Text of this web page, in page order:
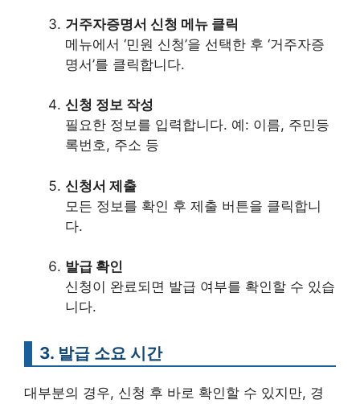
거주자증명서 신청 메뉴 클릭
메뉴에서 ‘민원 신청’을 선택한 후 ‘거주자증
명서’를 클릭합니다.
신청 정보 작성
필요한 정보를 입력합니다. 예: 이름, 주민등
록번호, 주소 등
신청서 제출
모든 정보를 확인 후 제출 버튼을 클릭합니
다.
발급 확인
신청이 완료되면 발급 여부를 확인할 수 있습
니다.
3. 발급 소요 시간
대부분의 경우, 신청 후 바로 확인할 수 있지만, 경